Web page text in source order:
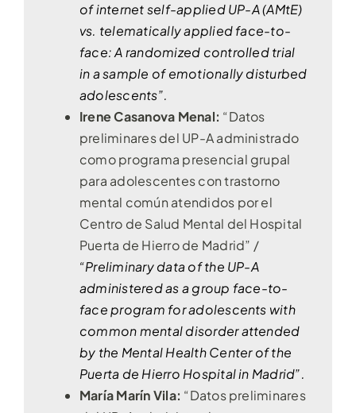
of internet self-applied UP-A (AMtE)
vs. telematically applied face-to-
face: A randomized controlled trial
in a sample of emotionally disturbed
adolescents”.
Irene Casanova Menal: “Datos
preliminares del UP-A administrado
como programa presencial grupal
para adolescentes con trastorno
mental común atendidos por el
Centro de Salud Mental del Hospital
Puerta de Hierro de Madrid” /
“Preliminary data of the UP-A
administered as a group face-to-
face program for adolescents with
common mental disorder attended
by the Mental Health Center of the
Puerta de Hierro Hospital in Madrid”.
María Marín Vila: “Datos preliminares